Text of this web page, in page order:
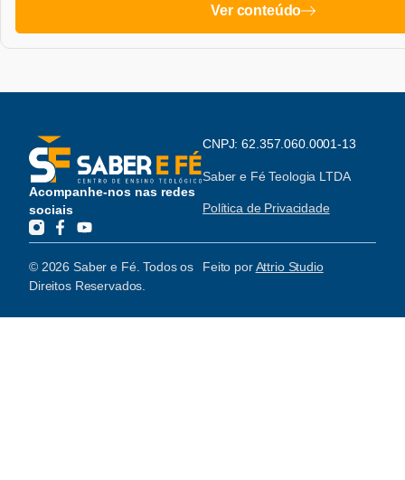
Ver conteúdo
Acompanhe-nos nas redes
sociais
CNPJ: 62.357.060.0001-13
Saber e Fé Teologia LTDA
Política de Privacidade
© 2026 Saber e Fé. Todos os
Direitos Reservados.
Feito porAttrio Studio